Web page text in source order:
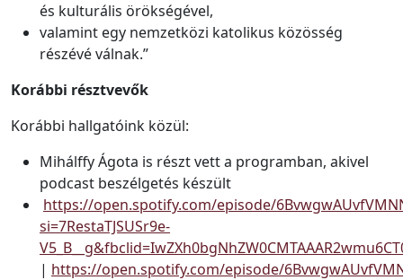
és kulturális örökségével,
valamint egy nemzetközi katolikus közösség
részévé válnak.”
Korábbi résztvevők
Korábbi hallgatóink közül:
Mihálffy Ágota is részt vett a programban, akivel
podcast beszélgetés készült
https://open.spotify.com/episode/
si=7RestaTJSUSr9e-
| https://open.spotify.com/episode/